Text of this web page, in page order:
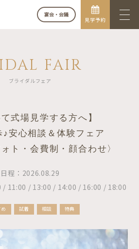
宴会・会議
見学予約
FAIR
ブライダルフェア
て式場見学する方へ】
♪安心相談＆体験フェア
ォト・会費制・顔合わせ〉
日程：2026.08.29
/ 11:00 / 13:00 / 14:00 / 16:00 / 18:00
試着 相談 特典